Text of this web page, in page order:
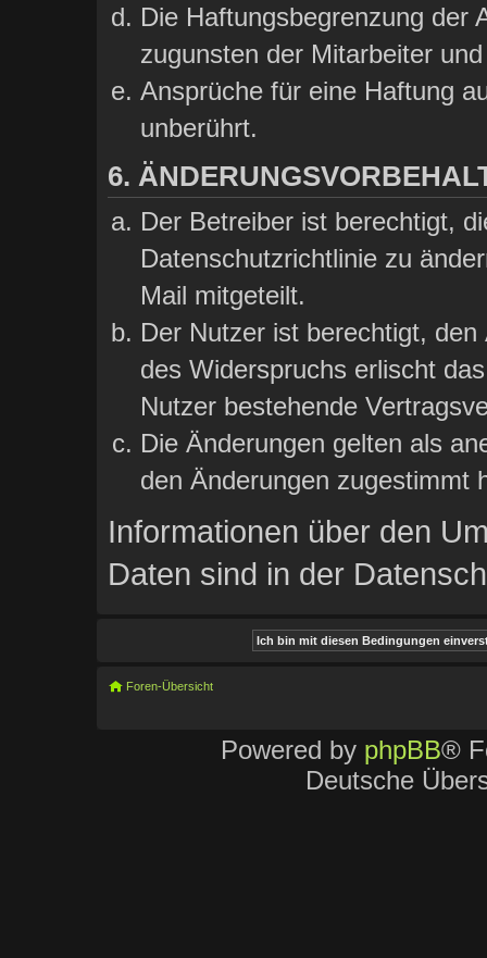
Die Haftungsbegrenzung der
zugunsten der Mitarbeiter
Ansprüche für eine Haftung
unberührt.
6.
Der Betreiber ist berechtigt,
Datenschutzrichtlinie zu
Mail mitgeteilt.
Der Nutzer ist berechtigt,
des Widerspruchs erlischt
Nutzer bestehende
Die Änderungen gelten als
den Änderungen zugestimmt
Informationen über den
Daten sind in der
Foren-Übersicht
Powered by phpBB®
Deutsche